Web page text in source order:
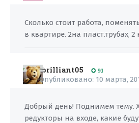
Сколько стоит работа,
в квартире. 2на пласт.трубах,
brilliant05 91
Опубликовано: 10 марта,
Добрый день! Поднимем тему.
редукторы на входе, какие